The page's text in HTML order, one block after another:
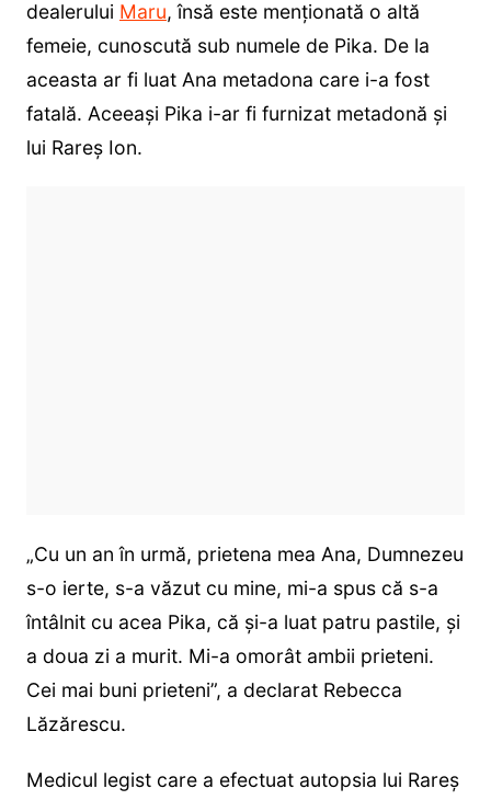
dealerului Maru, însă este menționată o altă
femeie, cunoscută sub numele de Pika. De la
aceasta ar fi luat Ana metadona care i-a fost
fatală. Aceeași Pika i-ar fi furnizat metadonă și
lui Rareș Ion.
„Cu un an în urmă, prietena mea Ana, Dumnezeu
s-o ierte, s-a văzut cu mine, mi-a spus că s-a
întâlnit cu acea Pika, că și-a luat patru pastile, și
a doua zi a murit. Mi-a omorât ambii prieteni.
Cei mai buni prieteni”, a declarat Rebecca
Lăzărescu.
Medicul legist care a efectuat autopsia lui Rareș